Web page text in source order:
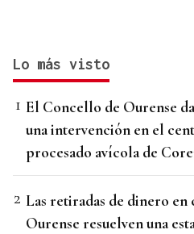
Lo más visto
El Concello de Ourense
una intervención en el
procesado avícola de
Las retiradas de dinero en
Ourense resuelven una